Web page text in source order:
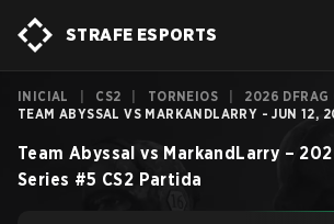
STRAFE ESPORTS
INICIAL CS2 TORNEIOS 2026 DFRAG
TEAM ABYSSAL VS MARKANDLARRY - JUN 12,
Team Abyssal vs MarkandLarry –
Series #5 CS2 Partida